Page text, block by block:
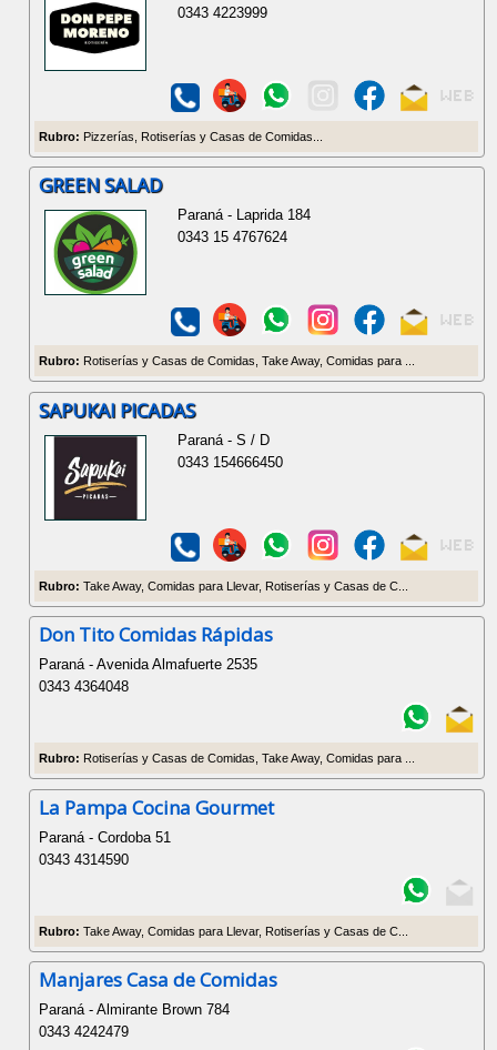
0343 4223999
Rubro: Pizzerías, Rotiserías y Casas de Comidas...
GREEN SALAD
Paraná - Laprida 184
0343 15 4767624
Rubro: Rotiserías y Casas de Comidas, Take Away, Comidas para ...
SAPUKAI PICADAS
Paraná - S / D
0343 154666450
Rubro: Take Away, Comidas para Llevar, Rotiserías y Casas de C...
Don Tito Comidas Rápidas
Paraná - Avenida Almafuerte 2535
0343 4364048
Rubro: Rotiserías y Casas de Comidas, Take Away, Comidas para ...
La Pampa Cocina Gourmet
Paraná - Cordoba 51
0343 4314590
Rubro: Take Away, Comidas para Llevar, Rotiserías y Casas de C...
Manjares Casa de Comidas
Paraná - Almirante Brown 784
0343 4242479